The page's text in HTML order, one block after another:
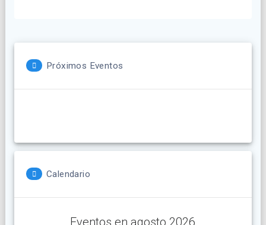
Próximos Eventos
Calendario
Eventos en agosto 2026